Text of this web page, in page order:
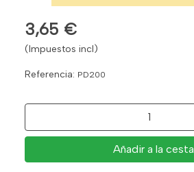
3,65 €
(Impuestos incl)
Referencia: PD200
Añadir a la cesta